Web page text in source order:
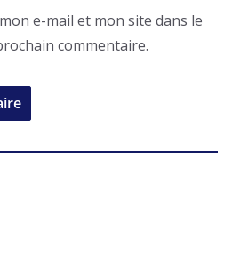
e-mail et mon site dans le
commentaire.